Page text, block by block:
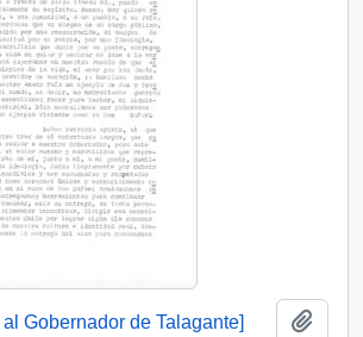
Gobernador de Talagante]